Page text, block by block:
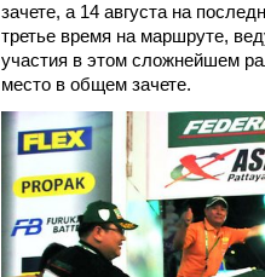
зачете, а 14 августа на
третье время на маршруте,
участия в этом сложнейшем
место в общем зачете.